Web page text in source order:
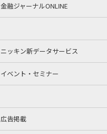
金融ジャーナルONLINE
ニッキン新データサービス
イベント・セミナー
広告掲載